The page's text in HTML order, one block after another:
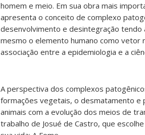
homem e meio. Em sua obra mais
apresenta o conceito de complexo
desenvolvimento e desintegração tendo
mesmo o elemento humano como vetor
associação entre a epidemiologia e a
A perspectiva dos complexos
formações vegetais, o desmatamento e
animais com a evolução dos meios de
trabalho de Josué de Castro, que